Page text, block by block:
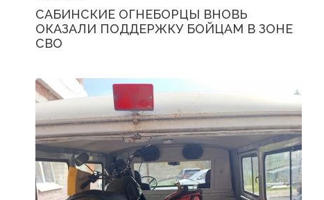
САБИНСКИЕ ОГНЕБОРЦЫ ВНОВЬ
ОКАЗАЛИ ПОДДЕРЖКУ БОЙЦАМ В ЗОНЕ
СВО